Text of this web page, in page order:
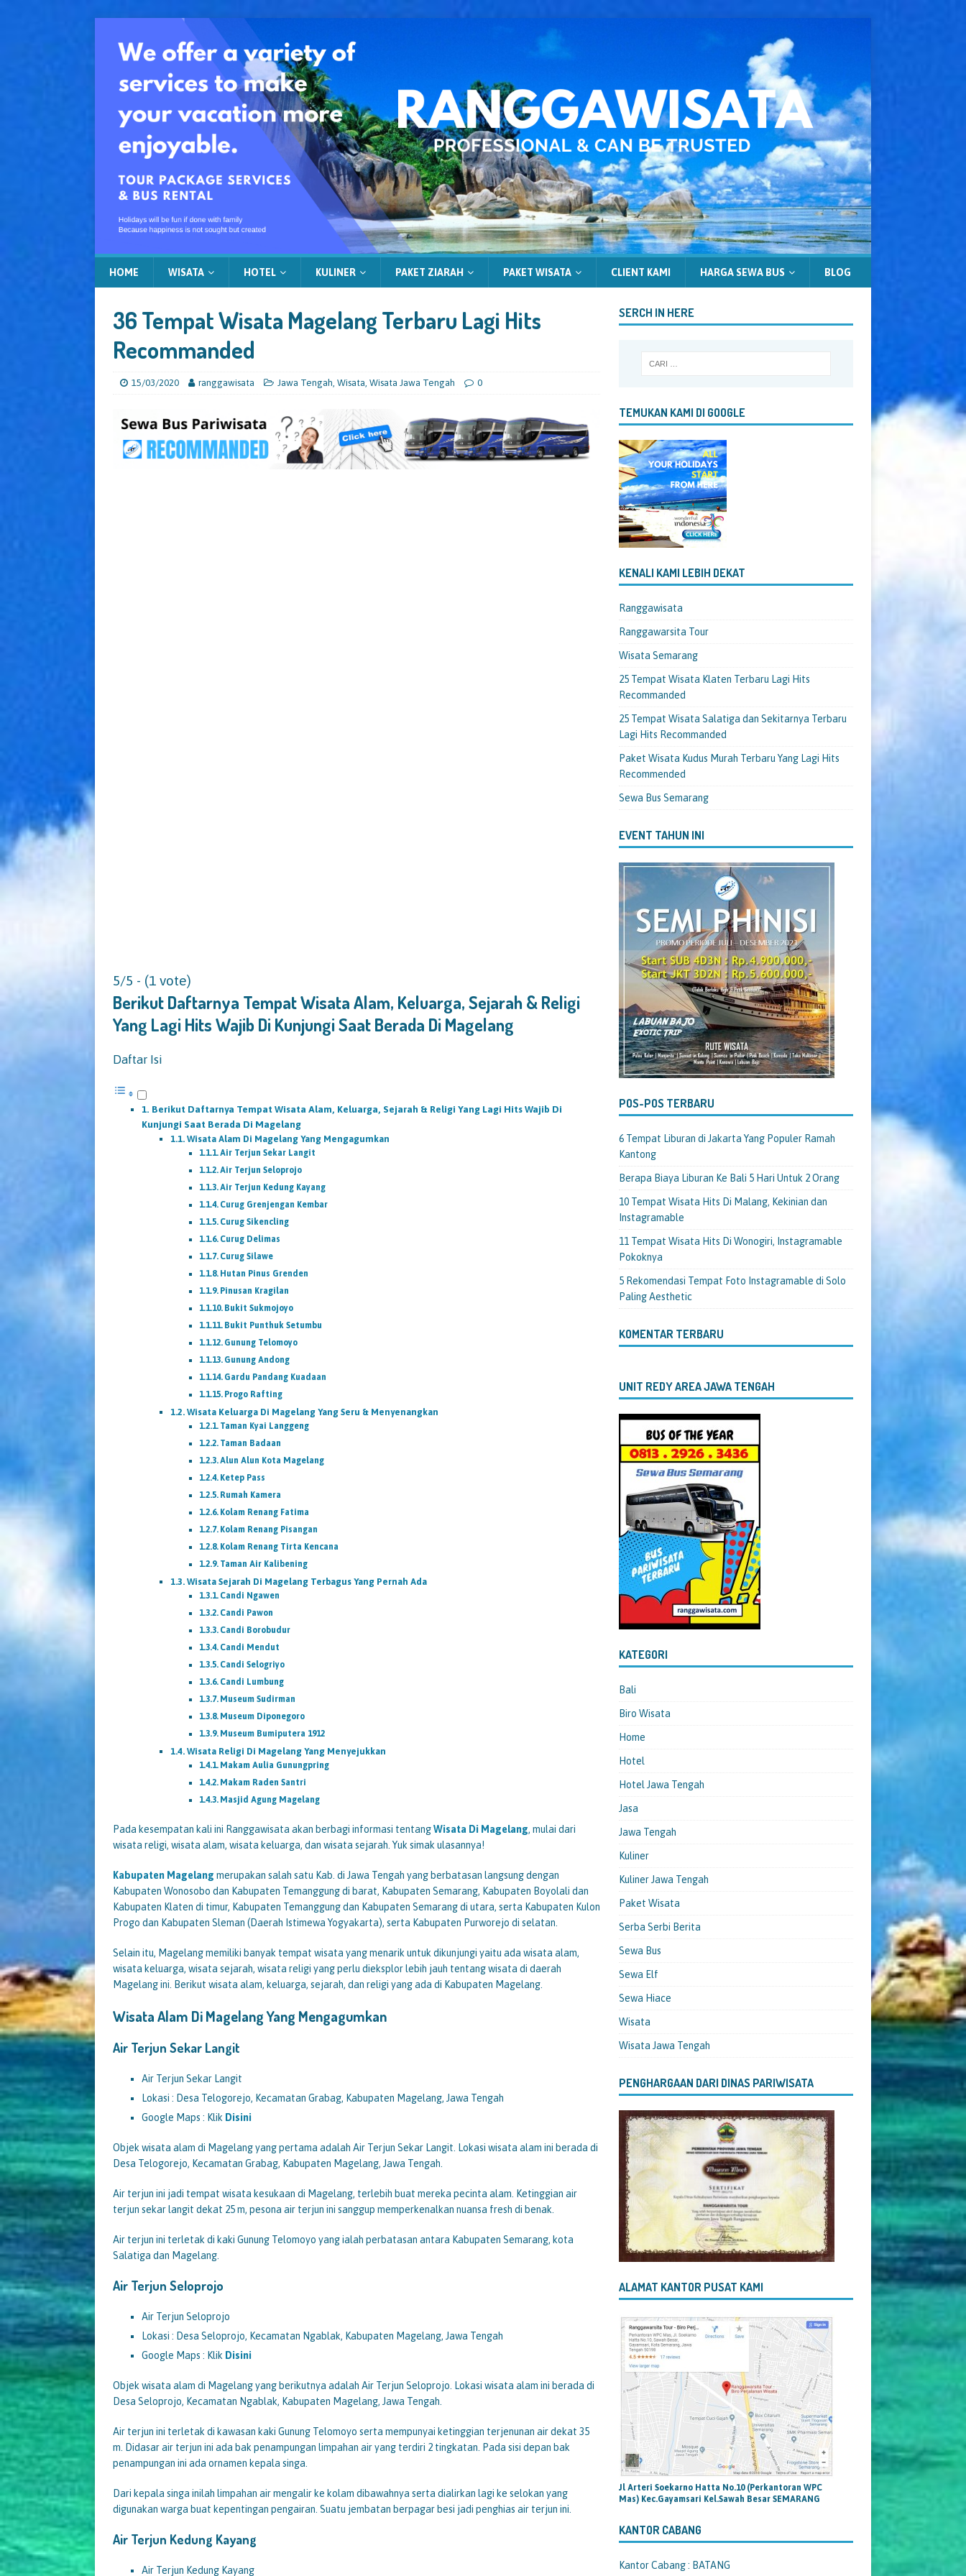
HOME WISATA HOTEL KULINER PAKET ZIARAH PAKET WISATA CLIENT KAMI HARGA SEWA BUS BLOG
36 Tempat Wisata Magelang Terbaru Lagi Hits
Recommanded
15/03/2020 ranggawisata Jawa Tengah Wisata Wisata Jawa Tengah 0
5/5 - (1 vote)
Berikut Daftarnya Tempat Wisata Alam, Keluarga, Sejarah & Religi
Yang Lagi Hits Wajib Di Kunjungi Saat Berada Di Magelang
Daftar Isi
Berikut Daftarnya Tempat Wisata Alam, Keluarga, Sejarah & Religi Yang Lagi Hits Wajib Di
Kunjungi Saat Berada Di Magelang
Wisata Alam Di Magelang Yang Mengagumkan
Air Terjun Sekar Langit
Air Terjun Seloprojo
Air Terjun Kedung Kayang
Curug Grenjengan Kembar
Curug Sikencling
Curug Delimas
Curug Silawe
Hutan Pinus Grenden
Pinusan Kragilan
Bukit Sukmojoyo
Bukit Punthuk Setumbu
Gunung Telomoyo
Gunung Andong
Gardu Pandang Kuadaan
Progo Rafting
Wisata Keluarga Di Magelang Yang Seru & Menyenangkan
Taman Kyai Langgeng
Taman Badaan
Alun Alun Kota Magelang
Ketep Pass
Rumah Kamera
Kolam Renang Fatima
Kolam Renang Pisangan
Kolam Renang Tirta Kencana
Taman Air Kalibening
Wisata Sejarah Di Magelang Terbagus Yang Pernah Ada
Candi Ngawen
Candi Pawon
Candi Borobudur
Candi Mendut
Candi Selogriyo
Candi Lumbung
Museum Sudirman
Museum Diponegoro
Museum Bumiputera 1912
Wisata Religi Di Magelang Yang Menyejukkan
Makam Aulia Gunungpring
Makam Raden Santri
Masjid Agung Magelang
Pada kesempatan kali ini Ranggawisata akan berbagi informasi tentangWisata Di Magelang, mulai dari
wisata religi, wisata alam, wisata keluarga, dan wisata sejarah. Yuk simak ulasannya!
Kabupaten Magelang merupakan salah satu Kab. di Jawa Tengah yang berbatasan langsung dengan
Kabupaten Wonosobo dan Kabupaten Temanggung di barat, Kabupaten Semarang, Kabupaten Boyolali dan
Kabupaten Klaten di timur, Kabupaten Temanggung dan Kabupaten Semarang di utara, serta Kabupaten Kulon
Progo dan Kabupaten Sleman (Daerah Istimewa Yogyakarta), serta Kabupaten Purworejo di selatan.
Selain itu, Magelang memiliki banyak tempat wisata yang menarik untuk dikunjungi yaitu ada wisata alam,
wisata keluarga, wisata sejarah, wisata religi yang perlu dieksplor lebih jauh tentang wisata di daerah
Magelang ini. Berikut wisata alam, keluarga, sejarah, dan religi yang ada di Kabupaten Magelang.
Wisata Alam Di Magelang Yang Mengagumkan
Air Terjun Sekar Langit
Air Terjun Sekar Langit
Lokasi : Desa Telogorejo, Kecamatan Grabag, Kabupaten Magelang, Jawa Tengah
Google Maps : Klik Disini
Objek wisata alam di Magelang yang pertama adalah Air Terjun Sekar Langit. Lokasi wisata alam ini berada di
Desa Telogorejo, Kecamatan Grabag, Kabupaten Magelang, Jawa Tengah.
Air terjun ini jadi tempat wisata kesukaan di Magelang, terlebih buat mereka pecinta alam. Ketinggian air
terjun sekar langit dekat 25 m, pesona air terjun ini sanggup memperkenalkan nuansa fresh di benak.
Air terjun ini terletak di kaki Gunung Telomoyo yang ialah perbatasan antara Kabupaten Semarang, kota
Salatiga dan Magelang.
Air Terjun Seloprojo
Air Terjun Seloprojo
Lokasi : Desa Seloprojo, Kecamatan Ngablak, Kabupaten Magelang, Jawa Tengah
Google Maps : Klik Disini
Objek wisata alam di Magelang yang berikutnya adalah Air Terjun Seloprojo. Lokasi wisata alam ini berada di
Desa Seloprojo, Kecamatan Ngablak, Kabupaten Magelang, Jawa Tengah.
Air terjun ini terletak di kawasan kaki Gunung Telomoyo serta mempunyai ketinggian terjenunan air dekat 35
m. Didasar air terjun ini ada bak penampungan limpahan air yang terdiri 2 tingkatan. Pada sisi depan bak
penampungan ini ada ornamen kepala singa.
Dari kepala singa inilah limpahan air mengalir ke kolam dibawahnya serta dialirkan lagi ke selokan yang
digunakan warga buat kepentingan pengairan. Suatu jembatan berpagar besi jadi penghias air terjun ini.
Air Terjun Kedung Kayang
Air Terjun Kedung Kayang
SERCH IN HERE
TEMUKAN KAMI DI GOOGLE
KENALI KAMI LEBIH DEKAT
Ranggawisata
Ranggawarsita Tour
Wisata Semarang
25 Tempat Wisata Klaten Terbaru Lagi Hits
Recommanded
25 Tempat Wisata Salatiga dan Sekitarnya Terbaru
Lagi Hits Recommanded
Paket Wisata Kudus Murah Terbaru Yang Lagi Hits
Recommended
Sewa Bus Semarang
EVENT TAHUN INI
POS-POS TERBARU
6 Tempat Liburan di Jakarta Yang Populer Ramah
Kantong
Berapa Biaya Liburan Ke Bali 5 Hari Untuk 2 Orang
10 Tempat Wisata Hits Di Malang, Kekinian dan
Instagramable
11 Tempat Wisata Hits Di Wonogiri, Instagramable
Pokoknya
5 Rekomendasi Tempat Foto Instagramable di Solo
Paling Aesthetic
KOMENTAR TERBARU
UNIT REDY AREA JAWA TENGAH
KATEGORI
Bali
Biro Wisata
Home
Hotel
Hotel Jawa Tengah
Jasa
Jawa Tengah
Kuliner
Kuliner Jawa Tengah
Paket Wisata
Serba Serbi Berita
Sewa Bus
Sewa Elf
Sewa Hiace
Wisata
Wisata Jawa Tengah
PENGHARGAAN DARI DINAS PARIWISATA
ALAMAT KANTOR PUSAT KAMI
Jl Arteri Soekarno Hatta No.10 (Perkantoran WPC
Mas) Kec.Gayamsari Kel.Sawah Besar SEMARANG
KANTOR CABANG
Kantor Cabang : BATANG